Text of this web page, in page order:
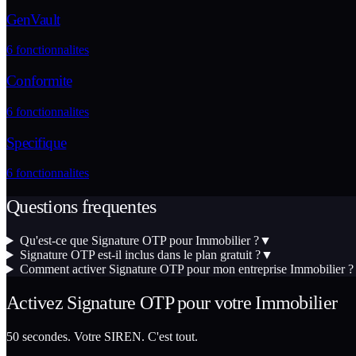
GenVault
6 fonctionnalites
Conformite
6 fonctionnalites
Specifique
6 fonctionnalites
Questions frequentes
Qu'est-ce que Signature OTP pour Immobilier ?▼
Signature OTP est-il inclus dans le plan gratuit ?▼
Comment activer Signature OTP pour mon entreprise Immobilier ?
Activez Signature OTPpour votre Immobilier
50 secondes. Votre SIREN. C'est tout.